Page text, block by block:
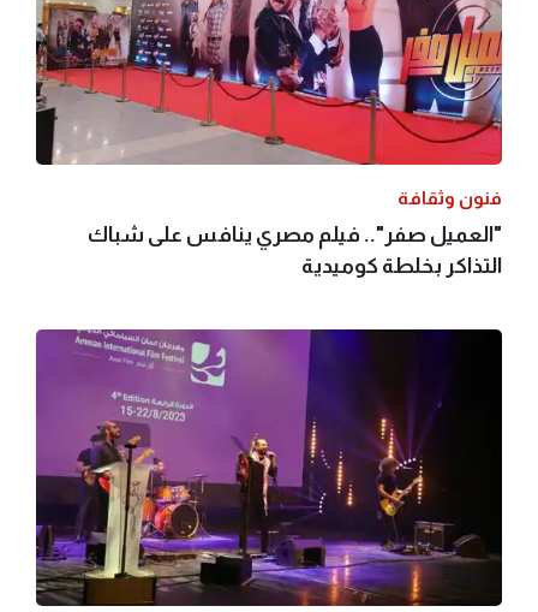
فنون وثقافة
"العميل صفر".. فيلم مصري ينافس على شباك
التذاكر بخلطة كوميدية